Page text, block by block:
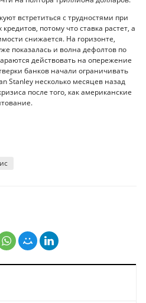
встретиться с трудностями при
потому что ставка растет, а
снижается. На горизонте,
показалась и волна дефолтов по
действовать на опережение
банков начали ограничивать
Stanley несколько месяцев назад
после того, как американские
из-за ослабления рубля, рассказали
инфляция замедлилась до 5,1% в